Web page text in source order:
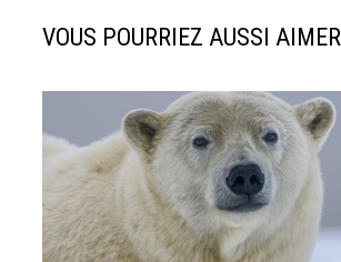
VOUS POURRIEZ AUSSI AIMER